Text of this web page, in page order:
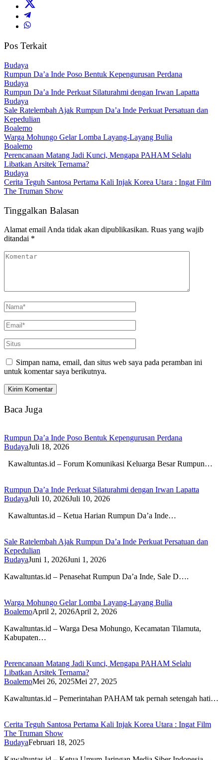
Pos Terkait
Budaya
Rumpun Da’a Inde Poso Bentuk Kepengurusan Perdana
Budaya
Rumpun Da’a Inde Perkuat Silaturahmi dengan Irwan Lapatta
Budaya
Sale Ratelembah Ajak Rumpun Da’a Inde Perkuat Persatuan dan
Kepedulian
Boalemo
Warga Mohungo Gelar Lomba Layang-Layang Bulia
Boalemo
Perencanaan Matang Jadi Kunci, Mengapa PAHAM Selalu
Libatkan Arsitek Ternama?
Budaya
Cerita Teguh Santosa Pertama Kali Injak Korea Utara : Ingat Film
The Truman Show
Tinggalkan Balasan
Alamat email Anda tidak akan dipublikasikan. Ruas yang wajib
ditandai *
Simpan nama, email, dan situs web saya pada peramban ini
untuk komentar saya berikutnya.
Baca Juga
Rumpun Da’a Inde Poso Bentuk Kepengurusan Perdana
BudayaJuli 18, 2026
Kawaltuntas.id – Forum Komunikasi Keluarga Besar Rumpun…
Rumpun Da’a Inde Perkuat Silaturahmi dengan Irwan Lapatta
BudayaJuli 10, 2026Juli 10, 2026
Kawaltuntas.id – Ketua Harian Rumpun Da’a Inde…
Sale Ratelembah Ajak Rumpun Da’a Inde Perkuat Persatuan dan
Kepedulian
BudayaJuni 1, 2026Juni 1, 2026
Kawaltuntas.id – Penasehat Rumpun Da’a Inde, Sale D….
Warga Mohungo Gelar Lomba Layang-Layang Bulia
BoalemoApril 2, 2026April 2, 2026
Kawaltuntas.id – Warga Desa Mohungo, Kecamatan Tilamuta,
Kabupaten…
Perencanaan Matang Jadi Kunci, Mengapa PAHAM Selalu
Libatkan Arsitek Ternama?
BoalemoMei 26, 2025Mei 27, 2025
Kawaltuntas.id – Pemerintahan PAHAM tak pernah setengah hati…
Cerita Teguh Santosa Pertama Kali Injak Korea Utara : Ingat Film
The Truman Show
BudayaFebruari 18, 2025